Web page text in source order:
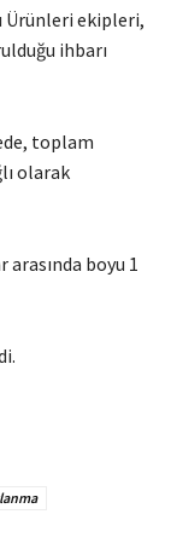
Ürünleri ekipleri,
ihbarı
toplam
olarak
arasında boyu 1